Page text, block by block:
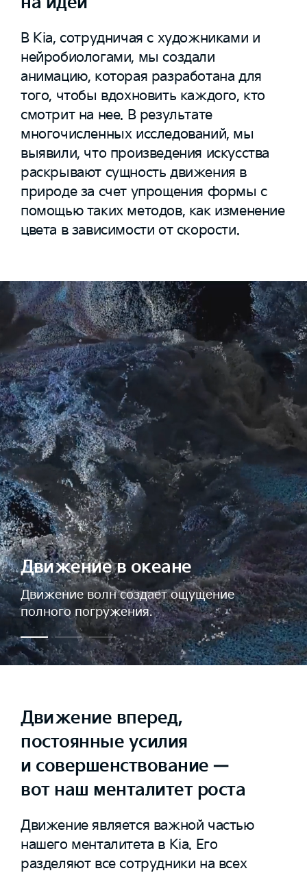
В Kia, сотрудничая с художниками и
нейробиологами, мы создали
анимацию, которая разработана для
того, чтобы вдохновить каждого, кто
смотрит на нее. В результате
многочисленных исследований, мы
выявили, что произведения искусства
раскрывают сущность движения в
природе за счет упрощения формы с
помощью таких методов, как изменение
цвета в зависимости от скорости.
Движение в океане
Движение волн создает ощущение
полного погружения.
Движение вперед,
постоянные усилия
и совершенствование —
вот наш менталитет роста
Движение является важной частью
нашего менталитета в Kia. Его
разделяют все сотрудники на всех